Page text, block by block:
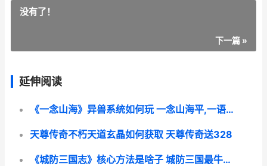
没有了！
下一篇 »
延伸阅读
《一念山海》异兽系统如何玩 一念山海平,一语灭苍穹
天尊传奇不朽天道玄晶如何获取 天尊传奇送328
《城防三国志》核心方法是啥子 城防三国最牛防御布局